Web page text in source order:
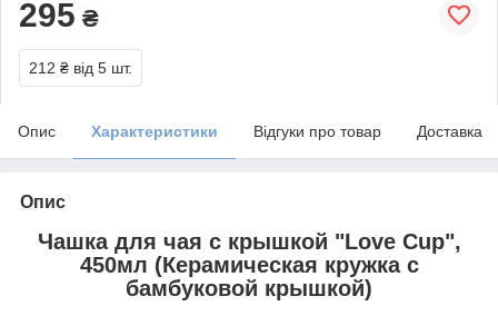
295 ₴
212 ₴ від 5 шт.
Опис Характеристики Відгуки про товар Доставка
Опис
Чашка для чая с крышкой "Love Cup",
450мл (Керамическая кружка с
бамбуковой крышкой)